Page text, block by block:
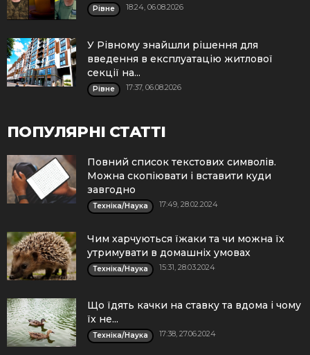
Рівне 18:24, 06.08.2026
У Рівному знайшли рішення для
введення в експлуатацію житлової
секції на...
Рівне 17:37, 06.08.2026
ПОПУЛЯРНІ СТАТТІ
Повний список текстових символів.
Можна скопіювати і вставити куди
завгодно
Техніка/Наука 17:49, 28.02.2024
Чим харчуються їжаки та чи можна їх
утримувати в домашніх умовах
Техніка/Наука 15:31, 28.03.2024
Що їдять качки на ставку та вдома і чому
їх не...
Техніка/Наука 17:38, 27.06.2024